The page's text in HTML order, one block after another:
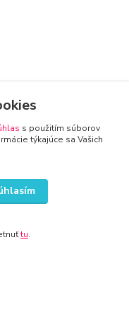
s použitím súborov
týkajúce sa Vašich
tu.